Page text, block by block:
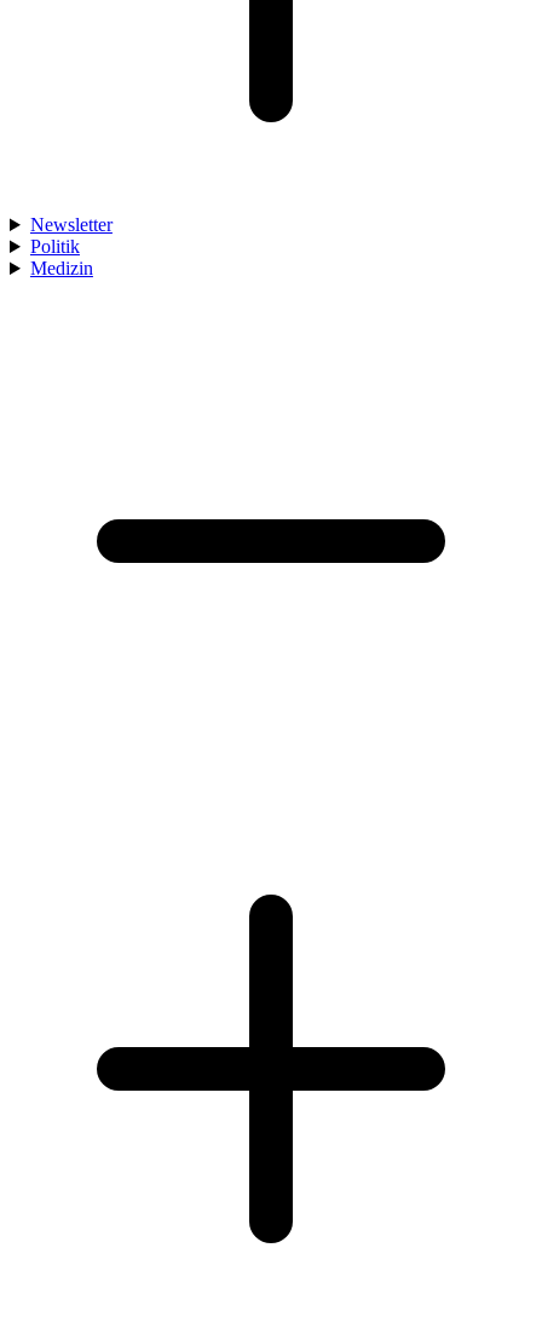
Newsletter
Politik
Medizin